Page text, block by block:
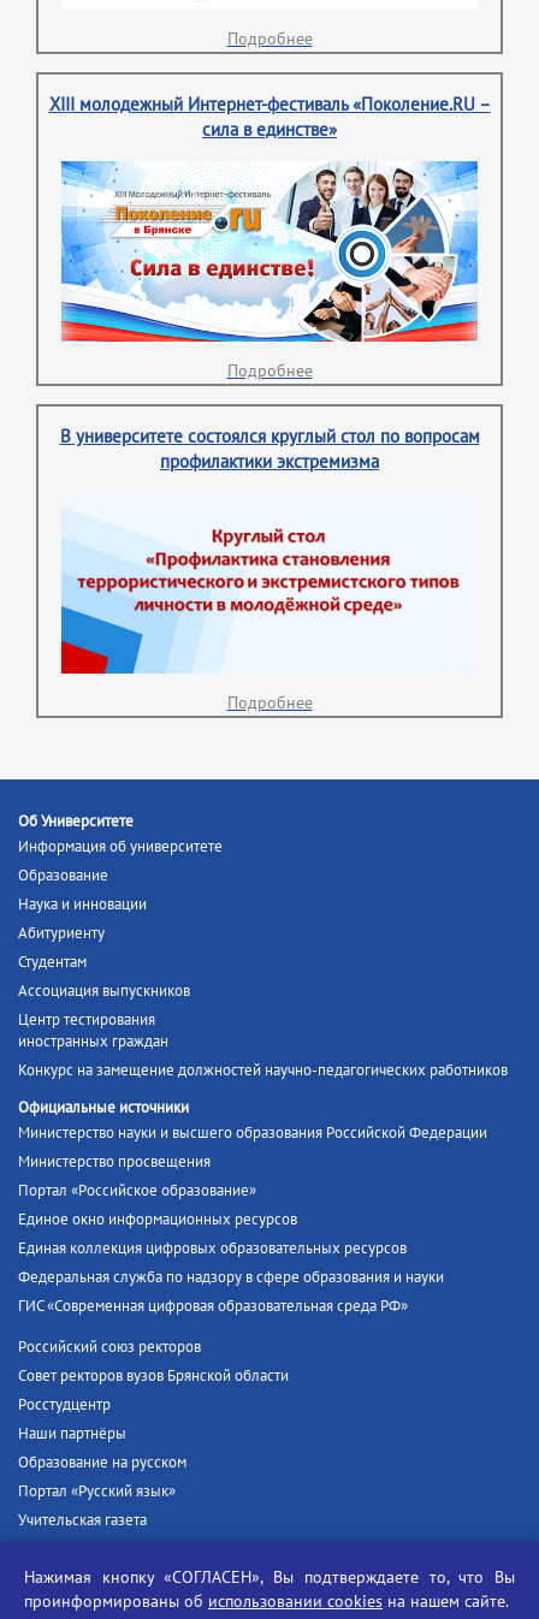
Подробнее
XIII молодежный Интернет-фестиваль «Поколение.RU –
сила в единстве»
Подробнее
В университете состоялся круглый стол по вопросам
профилактики экстремизма
Подробнее
Об Университете
Информация об университете
Образование
Наука и инновации
Абитуриенту
Студентам
Ассоциация выпускников
Центр тестирования
иностранных граждан
Конкурс на замещение должностей научно-педагогических работников
Официальные источники
Министерство науки и высшего образования Российской Федерации
Министерство просвещения
Портал «Российское образование»
Единое окно информационных ресурсов
Единая коллекция цифровых образовательных ресурсов
Федеральная служба по надзору в сфере образования и науки
ГИС «Современная цифровая образовательная среда РФ»
Российский союз ректоров
Совет ректоров вузов Брянской области
Росстудцентр
Наши партнёры
Образование на русском
Портал «Русский язык»
Учительская газета
Единый портал государственных услуг
Нажимая кнопку «СОГЛАСЕН», Вы подтверждаете то, что Вы
проинформированы об использовании cookies на нашем сайте.